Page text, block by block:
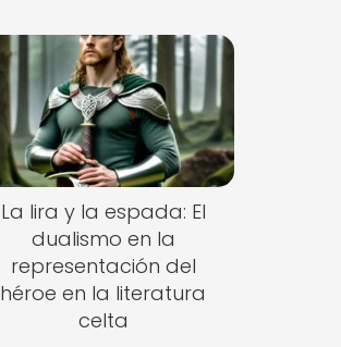
La lira y la espada: El
dualismo en la
representación del
héroe en la literatura
celta